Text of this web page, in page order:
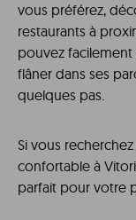
vous préférez,
restaurants à
pouvez
flâner dans ses
quelques pas.
Si vous
confortable à
parfait pour votre